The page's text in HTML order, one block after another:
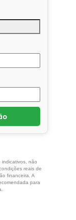
indicativos, não
reais de
financeira. A
para